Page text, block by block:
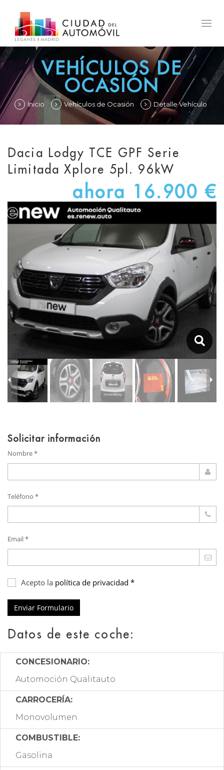
VEHÍCULOS DE
OCASIÓN
Inicio Vehículos de Ocasión Detalle Vehículo
Dacia Lodgy TCE GPF Serie
Limitada Xplore 5pl. 96kW
ahora 16.900 €
Solicitar información
Nombre *
Teléfono *
Email *
Acepto la política de privacidad *
Enviar Formulario
Datos de este coche:
CONCESIONARIO:
Automoción Qualitauto
CARROCERÍA:
Monovolumen
COMBUSTIBLE:
Gasolina